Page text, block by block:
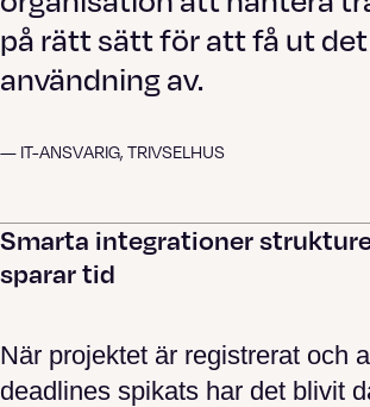
på rätt sätt för att få ut
användning av.
— IT-ANSVARIG, TRIVSELHUS
Smarta integrationer
sparar tid
När projektet är registrerat och
deadlines spikats har det blivit